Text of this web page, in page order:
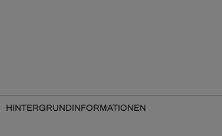
HINTERGRUNDINFORMATIONEN